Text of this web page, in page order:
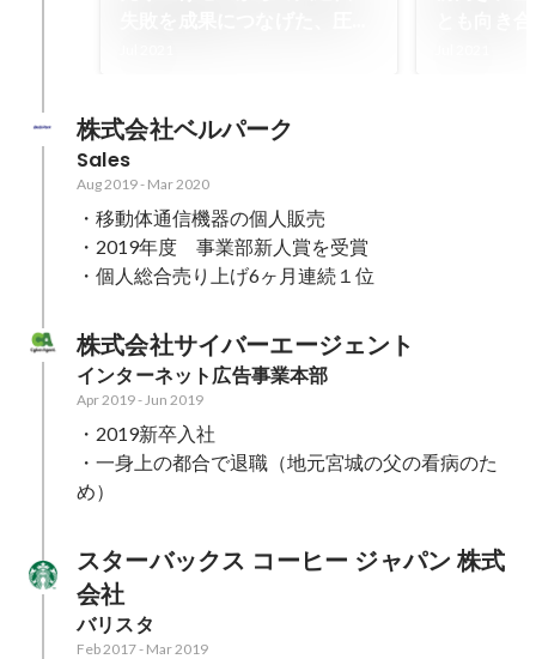
株式会社ベルパーク
Sales
Aug 2019- Mar 2020
・移動体通信機器の個人販売
・2019年度　事業部新人賞を受賞
・個人総合売り上げ6ヶ月連続１位
株式会社サイバーエージェント
インターネット広告事業本部
Apr 2019-Jun 2019
・2019新卒入社
・一身上の都合で退職（地元宮城の父の看病のた
め）
スターバックス コーヒー ジャパン 株式
会社
バリスタ
Feb 2017- Mar 2019